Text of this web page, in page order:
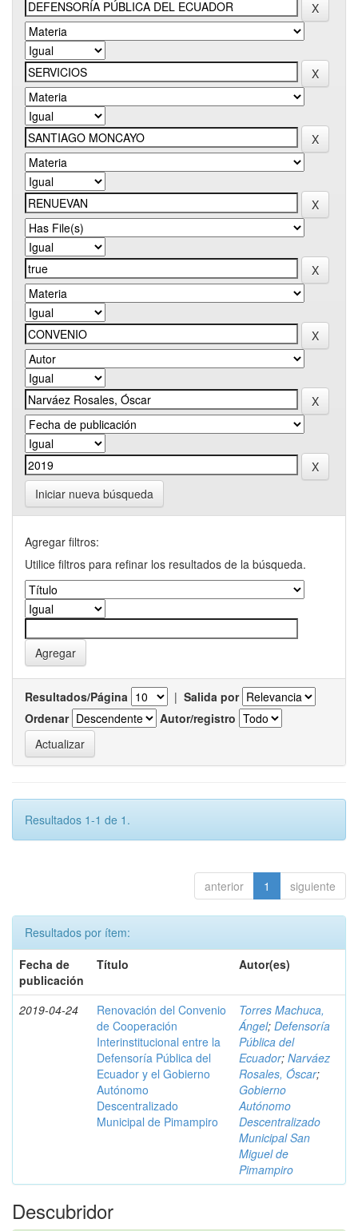
Iniciar nueva búsqueda
Agregar filtros:
Utilice filtros para refinar los resultados de la búsqueda.
Resultados/Página | Salida por
Ordenar
Autor/registro
Resultados 1-1 de 1.
anterior 1 siguiente
Resultados por ítem:
Fecha de
publicación
Título Autor(es)
2019-04-24
Renovación del Convenio
de Cooperación
Interinstitucional entre la
Defensoría Pública del
Ecuador y el Gobierno
Autónomo
Descentralizado
Municipal de Pimampiro
Torres Machuca,
Ángel; Defensoría
Pública del
Ecuador; Narváez
Rosales, Óscar;
Gobierno
Autónomo
Descentralizado
Municipal San
Miguel de
Pimampiro
Descubridor